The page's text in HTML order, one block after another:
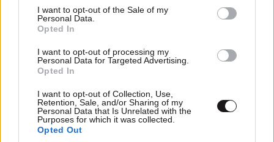
consent section.
I want to opt-out of the Sale of my
Personal Data.
Opted In
I want to opt-out of processing my
Personal Data for Targeted Advertising.
Opted In
I want to opt-out of Collection, Use,
Retention, Sale, and/or Sharing of my
Personal Data that Is Unrelated with the
Purposes for which it was collected.
Opted Out
Τεράστιος πύθωνας με πρησμένη κοιλιά
βρέθηκε κάτω από την αποθήκη οικογένειας –
Αυτό ήταν το τελευταίο του γεύμα